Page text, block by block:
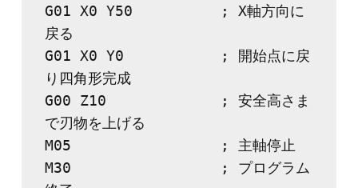
G01 X0 Y50          ; X軸方向に
戻る
G01 X0 Y0           ; 開始点に戻
り四角形完成
G00 Z10             ; 安全高さま
で刃物を上げる
M05                 ; 主軸停止
M30                 ; プログラム